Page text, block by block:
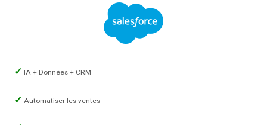
IA + Données + CRM
Automatiser les ventes